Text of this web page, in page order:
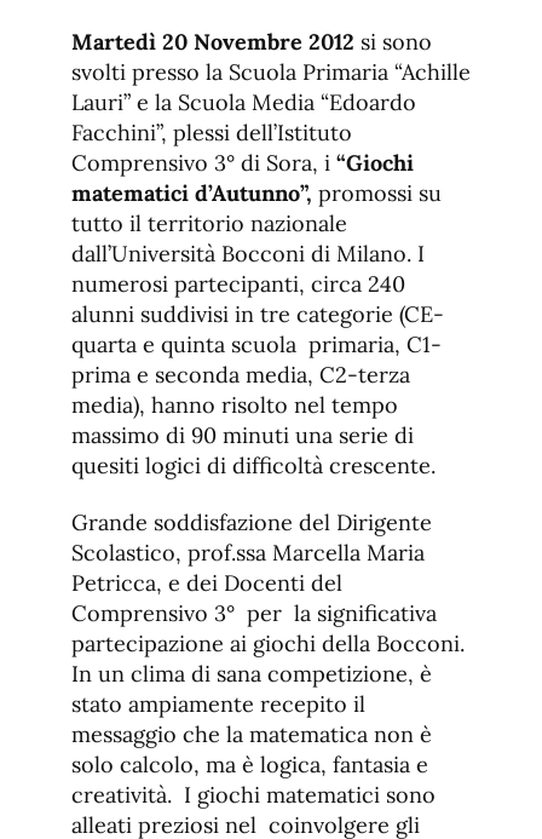
fuente
de
fuente.
Martedì 20 Novembre 2012 si sono
svolti presso la Scuola Primaria “Achille
Lauri” e la Scuola Media “Edoardo
Facchini”, plessi dell’Istituto
Comprensivo 3° di Sora, i “Giochi
matematici d’Autunno”, promossi su
tutto il territorio nazionale
dall’Università Bocconi di Milano. I
numerosi partecipanti, circa 240
alunni suddivisi in tre categorie (CE-
quarta e quinta scuola primaria, C1-
prima e seconda media, C2-terza
media), hanno risolto nel tempo
massimo di 90 minuti una serie di
quesiti logici di difficoltà crescente.
Grande soddisfazione del Dirigente
Scolastico, prof.ssa Marcella Maria
Petricca, e dei Docenti del
Comprensivo 3° per la significativa
partecipazione ai giochi della Bocconi.
In un clima di sana competizione, è
stato ampiamente recepito il
messaggio che la matematica non è
solo calcolo, ma è logica, fantasia e
creatività. I giochi matematici sono
alleati preziosi nel coinvolgere gli